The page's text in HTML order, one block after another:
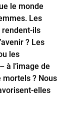
le monde
Les
rendent-ils
? Les
les
à l’image de
? Nous
elles